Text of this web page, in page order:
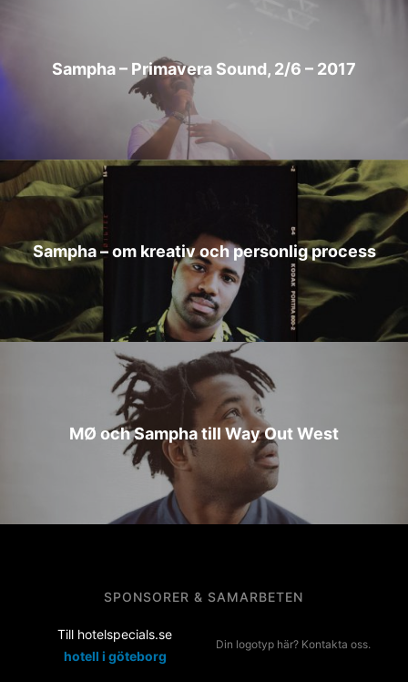
Sampha – Primavera Sound, 2/6 – 2017
Sampha – om kreativ och personlig process
MØ och Sampha till Way Out West
SPONSORER & SAMARBETEN
Till hotelspecials.se
hotell i göteborg
Din logotyp här? Kontakta oss.